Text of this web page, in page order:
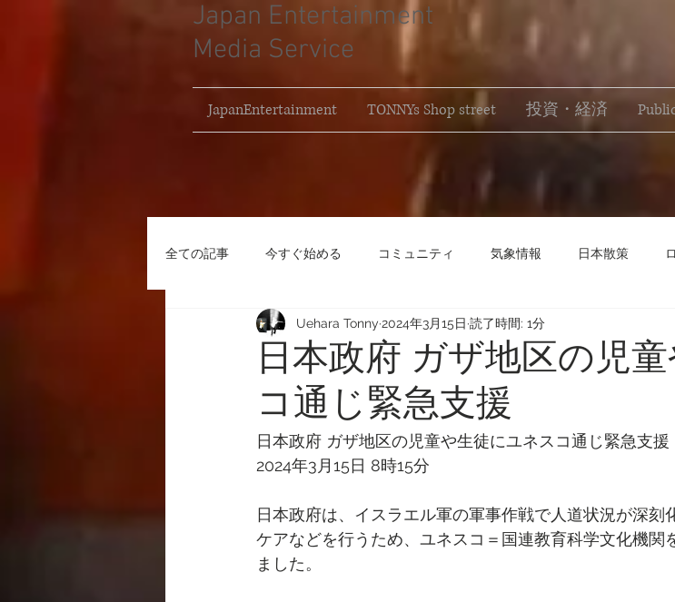
Japan Entertainment
Media Service
JapanEntertainment TONNYs Shop street 投資・経済
全ての記事 今すぐ始める コミュニティ 気象情報 日本散策
ウクライナ・ロシア 世界情勢 平和を願う
日本政府 ガザ地区の児
コ通じ緊急支援
Uehara Tonny 2024年3月15日 読了時間: 1分
日本政府 ガザ地区の児童や生徒にユネスコ通じ緊急支援
2024年3月15日 8時15分
日本政府は、イスラエル軍の軍事作戦で人道状況が深
ケアなどを行うため、ユネスコ＝国連教育科学文化機関
ました。